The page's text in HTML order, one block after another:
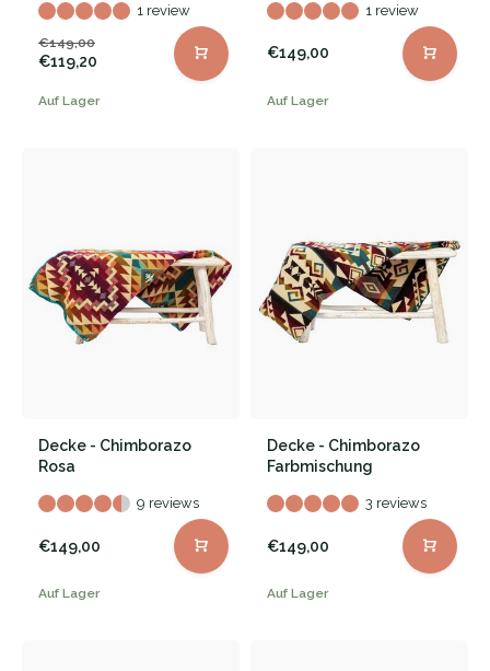
1 review
€149,00
€119,20
Auf Lager
1 review
€149,00
Auf Lager
Decke - Chimborazo
Rosa
9 reviews
€149,00
Auf Lager
Decke - Chimborazo
Farbmischung
3 reviews
€149,00
Auf Lager